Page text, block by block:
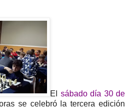
El sábado día 30de
se celebró la tercera edición